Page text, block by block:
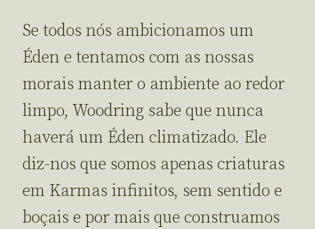
Se todos nós ambicionamos um
Éden e tentamos com as nossas
morais manter o ambiente ao redor
limpo, Woodring sabe que nunca
haverá um Éden climatizado. Ele
diz-nos que somos apenas criaturas
em Karmas infinitos, sem sentido e
boçais e por mais que construamos